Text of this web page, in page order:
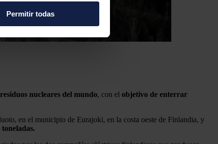
Permitir todas
nucleares del mundo, con el objetivo de enterrar
en el municipio de Eurajoki, en la costa oeste de Finlandia, y